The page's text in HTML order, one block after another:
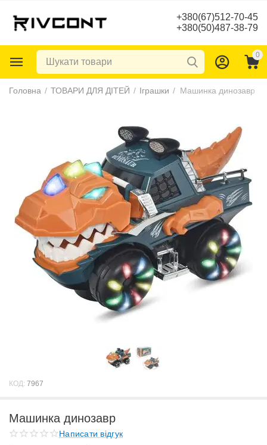
+380(67)512-70-45
+380(50)487-38-79
0
Головна / ТОВАРИ ДЛЯ ДІТЕЙ / Іграшки / Машинка динозавр
КОД: 7967
Машинка динозавр
Написати відгук